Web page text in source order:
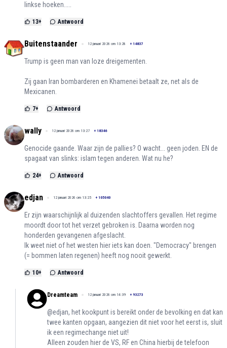
linkse hoeken.....
13+ Antwoord
Buitenstaander 12 januari 2026 om 13:28 + 14837
Trump is geen man van loze dreigementen.
Zij gaan Iran bombarderen en Khamenei betaalt ze, net als de
Mexicanen.
7+ Antwoord
wally 12 januari 2026 om 13:27 + 18346
Genocide gaande. Waar zijn de pallies? O wacht... geen joden. EN de
spagaat van slinks: islam tegen anderen. Wat nu he?
24+ Antwoord
edjan 12 januari 2026 om 13:25 + 105040
Er zijn waarschijnlijk al duizenden slachtoffers gevallen. Het regime
moordt door tot het verzet gebroken is. Daarna worden nog
honderden gevangenen afgeslacht.
Ik weet niet of het westen hier iets kan doen. "Democracy" brengen
(= bommen laten regenen) heeft nog nooit gewerkt.
10+ Antwoord
Dreamteam 12 januari 2026 om 14:39 + 93273
@edjan, het kookpunt is bereikt onder de bevolking en dat kan
twee kanten opgaan, aangezien dit niet voor het eerst is, sluit
ik een regimechange niet uit!
Alleen zouden hier de VS, RF en China hierbij de telefoon